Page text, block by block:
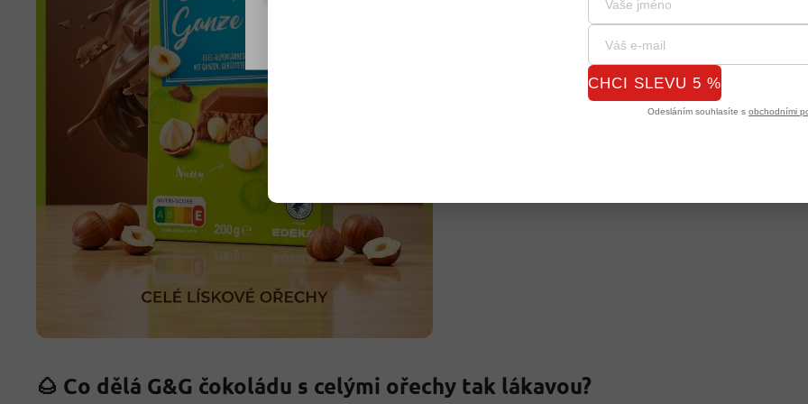
🌰 Co dělá G&G čokoládu s celými ořechy tak lákavou?
CHCI SLEVU 5 %
Odesláním souhlasíte s obchodními